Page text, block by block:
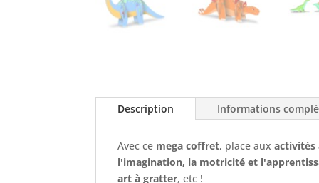
Description Informations
Avec ce mega coffret, place aux activités
l'imagination, la motricité et
art à gratter, etc !